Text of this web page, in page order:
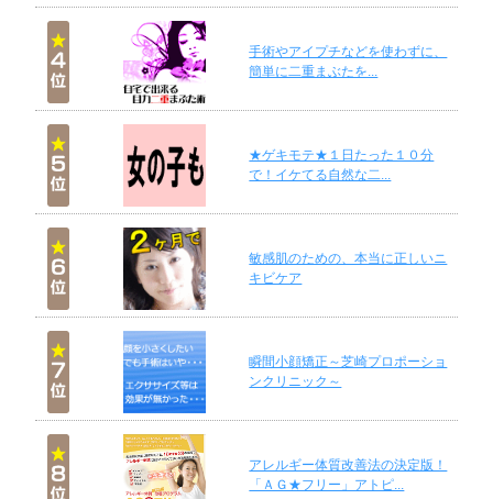
手術やアイプチなどを使わずに、
簡単に二重まぶたを...
★ゲキモテ★１日たった１０分
で！イケてる自然な二...
敏感肌のための、本当に正しいニ
キビケア
瞬間小顔矯正～芝崎プロポーショ
ンクリニック～
アレルギー体質改善法の決定版！
「ＡＧ★フリー」アトピ...